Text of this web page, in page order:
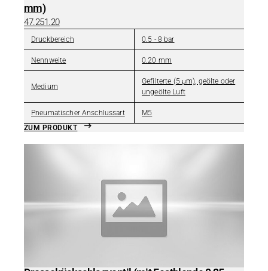
mm)
47.251.20
Druckbereich 0.5 - 8 bar
Nennweite 0.20 mm
Medium
Gefilterte (5 µm), geölte oder
ungeölte Luft
Pneumatischer Anschlussart
M5
ZUM PRODUKT